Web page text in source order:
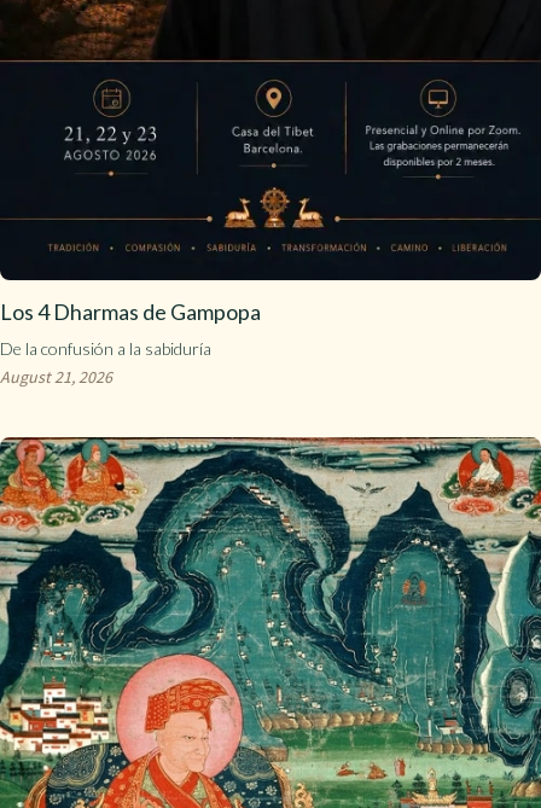
Los 4 Dharmas de Gampopa
De la confusión a la sabiduría
August 21, 2026